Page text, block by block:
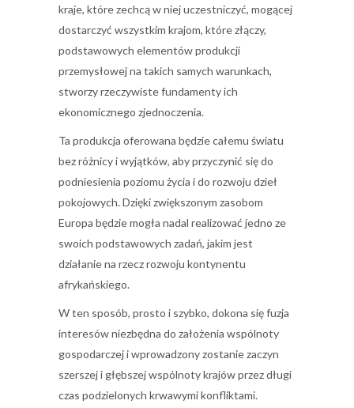
kraje, które zechcą w niej uczestniczyć, mogącej
dostarczyć wszystkim krajom, które złączy,
podstawowych elementów produkcji
przemysłowej na takich samych warunkach,
stworzy rzeczywiste fundamenty ich
ekonomicznego zjednoczenia.
Ta produkcja oferowana będzie całemu światu
bez różnicy i wyjątków, aby przyczynić się do
podniesienia poziomu życia i do rozwoju dzieł
pokojowych. Dzięki zwiększonym zasobom
Europa będzie mogła nadal realizować jedno ze
swoich podstawowych zadań, jakim jest
działanie na rzecz rozwoju kontynentu
afrykańskiego.
W ten sposób, prosto i szybko, dokona się fuzja
interesów niezbędna do założenia wspólnoty
gospodarczej i wprowadzony zostanie zaczyn
szerszej i głębszej wspólnoty krajów przez długi
czas podzielonych krwawymi konfliktami.